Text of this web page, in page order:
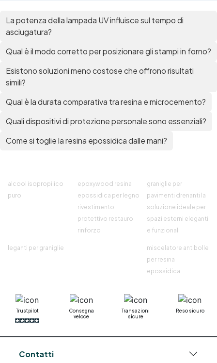
La potenza della lampada UV influisce sul tempo di
asciugatura?
Qual è il modo corretto per posizionare gli stampi in forno?
Esistono soluzioni meno costose che offrono risultati
simili?
Qual è la durata comparativa tra resina e microcemento?
Quali dispositivi di protezione personale sono essenziali?
Come si toglie la resina epossidica dalle mani?
alcool isopropilico
puro
epoxywood resina
epossidica per legno
rivestimento
protettivo restauro
rinforzo
graniglie per
pavimenti drenanti la
soluzione ideale per
spazi esterni eleganti
e funzionali
leganti per graniglie
miscelatore antibolle
per resina
epossidica
Trustpilot
Consegna
veloce
Transazioni
sicure
Reso sicuro
Contatti